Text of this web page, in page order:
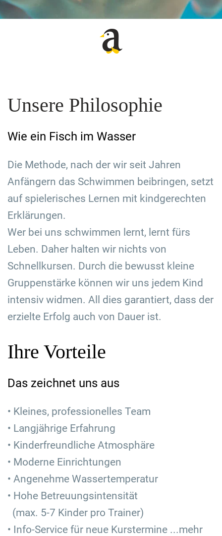
Unsere Philosophie
Wie ein Fisch im Wasser
Die Methode, nach der wir seit Jahren
Anfängern das Schwimmen beibringen, setzt
auf spielerisches Lernen mit kindgerechten
Erklärungen.
Wer bei uns schwimmen lernt, lernt fürs
Leben. Daher halten wir nichts von
Schnellkursen. Durch die bewusst kleine
Gruppenstärke können wir uns jedem Kind
intensiv widmen. All dies garantiert, dass der
erzielte Erfolg auch von Dauer ist.
Ihre Vorteile
Das zeichnet uns aus
• Kleines, professionelles Team
• Langjährige Erfahrung
• Kinderfreundliche Atmosphäre
• Moderne Einrichtungen
• Angenehme Wassertemperatur
• Hohe Betreuungsintensität
(max. 5-7 Kinder pro Trainer)
• Info-Service für neue Kurstermine ...mehr